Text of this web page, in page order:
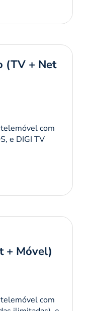
fundir a
da NOWO
da descida
(TV + Net
com
e DIGI TV
+ Móvel)
com